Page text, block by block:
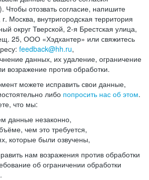
). Чтобы отозвать согласие, напишите
Москва, внутригородская территория
округ Тверской, 2-я Брестская улица,
25, ООО «Хэдхантер» или свяжитесь
feedback@hh.ru,
данных, их удаление, ограничение
возражение против обработки.
можете исправить свои данные,
либо попросить нас об этом.
что мы:
данные незаконно,
чем это требуется,
которые были озвучены,
нам возражения против обработки
об ограничении обработки